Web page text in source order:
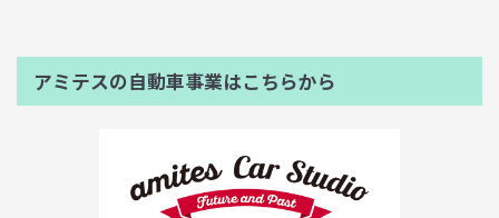
アミテスの自動車事業はこちらから